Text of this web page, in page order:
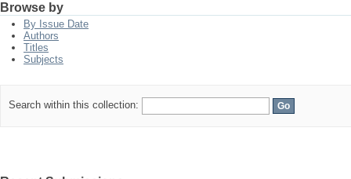
Browse by
By Issue Date
Authors
Titles
Subjects
Search within this collection: